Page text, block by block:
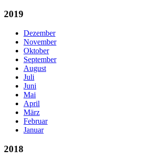
2019
Dezember
November
Oktober
September
August
Juli
Juni
Mai
April
März
Februar
Januar
2018